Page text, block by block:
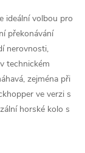
ideální volbou pro
překonávání
nerovnosti,
technickém
zejména při
ve verzi s
horské kolo s